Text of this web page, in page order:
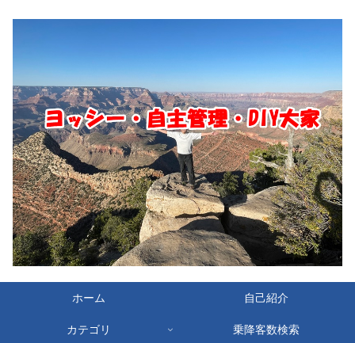
ホーム 自己紹介
カテゴリ 乗降客数検索